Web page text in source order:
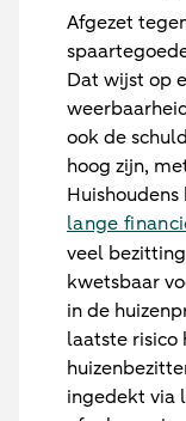
Afgezet
Dat wijst op
ook de
hoog zijn,
lange
veel
kwetsbaar
in de
laatste risico
ingedekt via